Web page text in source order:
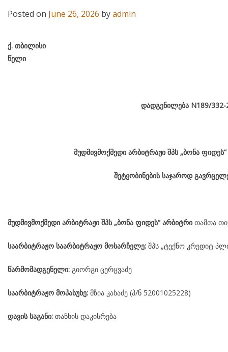
Posted on June 26, 2026 byadmin
ქ. თბილისი
წელი
დადგენილება N189/332-
მუდმივმოქმედი არბიტრაჟი შპს „ბონა
შეტყობინების საჯაროდ
მუდმივმოქმედი არბიტრაჟი შპს „ბონა ფიდეს“ არბიტრი თამთა
საარბიტრაჟო საარბიტრაჟო მოსარჩელე: შპს „ტექნო კრედიტ
წარმომადგენელი: გიორგი ცერცვაძე
საარბიტრაჟო მოპასუხე: მზია კახაძე (პ/ნ 52001025228)
დავის საგანი: თანხის დაკისრება